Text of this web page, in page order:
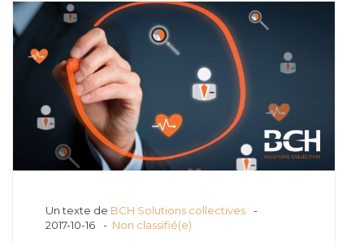
Un texte de BCH Solutions collectives
2017-10-16
Non classifié(e)